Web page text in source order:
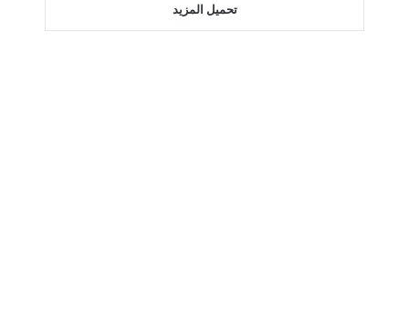
تحميل المزيد